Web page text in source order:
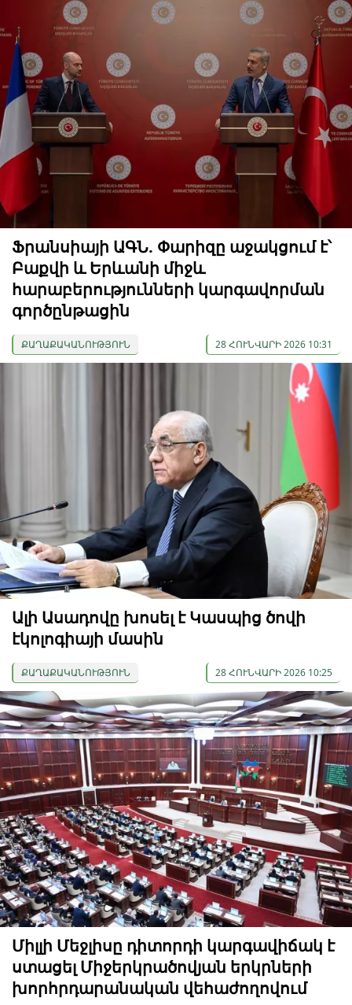
Ֆրանսիայի ԱԳՆ. Փարիզը աջակցում է՝
Բաքվի և Երևանի միջև
հարաբերությունների կարգավորման
գործընթացին
ՔԱՂԱՔԱԿԱՆՈՒԹՅՈՒՆ 28 ՀՈՒՆՎԱՐԻ 2026 10:31
Ալի Ասադովը խոսել է Կասպից ծովի
էկոլոգիայի մասին
ՔԱՂԱՔԱԿԱՆՈՒԹՅՈՒՆ 28 ՀՈՒՆՎԱՐԻ 2026 10:25
Միլլի Մեջլիսը դիտորդի կարգավիճակ է
ստացել Միջերկրածովյան երկրների
խորհրդարանական վեհաժողովում